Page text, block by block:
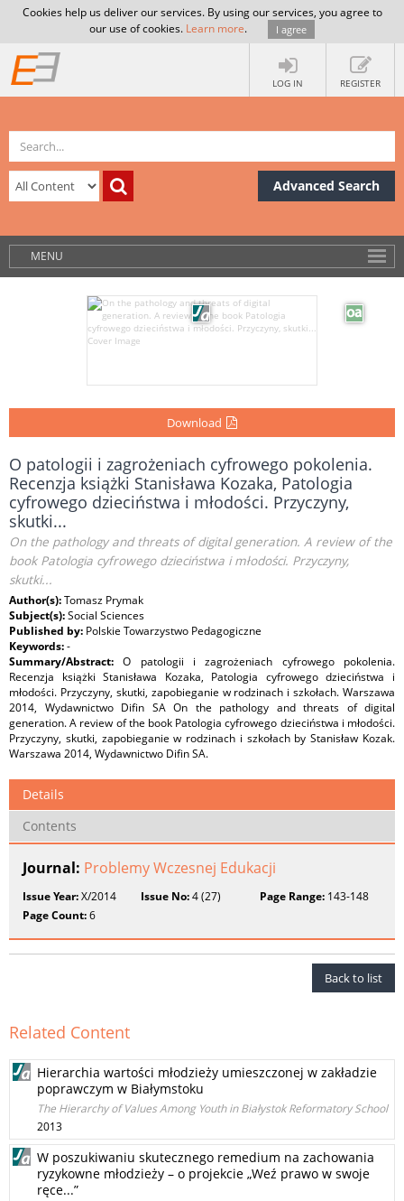
Cookies help us deliver our services. By using our services, you agree to
our use of cookies. Learn more. I agree
LOG IN REGISTER
Advanced Search
MENU
Download
O patologii i zagrożeniach cyfrowego pokolenia.
Recenzja książki Stanisława Kozaka, Patologia
cyfrowego dzieciństwa i młodości. Przyczyny,
skutki...
On the pathology and threats of digital generation. A review of the
book Patologia cyfrowego dzieciństwa i młodości. Przyczyny,
skutki...
Author(s):Tomasz Prymak
Subject(s):Social Sciences
Published by: Polskie Towarzystwo Pedagogiczne
Keywords:-
Summary/Abstract:O patologii i zagrożeniach cyfrowego pokolenia.
Recenzja książki Stanisława Kozaka, Patologia cyfrowego dzieciństwa i
młodości. Przyczyny, skutki, zapobieganie w rodzinach i szkołach. Warszawa
2014, Wydawnictwo Difin SA On the pathology and threats of digital
generation. A review of the book Patologia cyfrowego dzieciństwa i młodości.
Przyczyny, skutki, zapobieganie w rodzinach i szkołach by Stanisław Kozak.
Warszawa 2014, Wydawnictwo Difin SA.
Details
Contents
Journal: Problemy Wczesnej Edukacji
Issue Year:X/2014 Issue No:4 (27) Page Range:143-148
Page Count:6
Back to list
Related Content
Hierarchia wartości młodzieży umieszczonej w zakładzie
poprawczym w Białymstoku
The Hierarchy of Values Among Youth in Białystok Reformatory School
2013
W poszukiwaniu skutecznego remedium na zachowania
ryzykowne młodzieży – o projekcie „Weź prawo w swoje
ręce...”